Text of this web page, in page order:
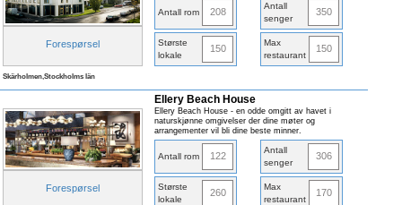
Forespørsel
Antall rom 208
Antall
senger
350
Største
lokale
150
Max
restaurant
150
Skärholmen,Stockholms län
Forespørsel
Ellery Beach House
Ellery Beach House - en odde omgitt av havet i
naturskjønne omgivelser der dine møter og
arrangementer vil bli dine beste minner.
Antall rom 122
Antall
senger
306
Største
lokale
260
Max
restaurant
170